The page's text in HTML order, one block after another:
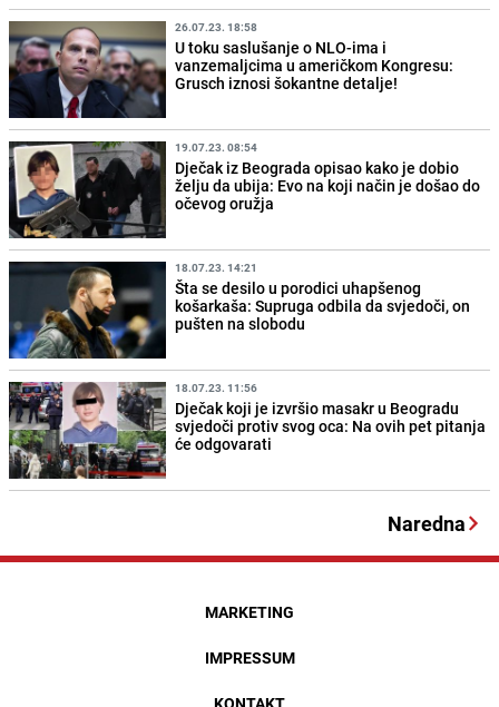
26.07.23. 18:58
U toku saslušanje o NLO-ima i
vanzemaljcima u američkom Kongresu:
Grusch iznosi šokantne detalje!
19.07.23. 08:54
Dječak iz Beograda opisao kako je dobio
želju da ubija: Evo na koji način je došao do
očevog oružja
18.07.23. 14:21
Šta se desilo u porodici uhapšenog
košarkaša: Supruga odbila da svjedoči, on
pušten na slobodu
18.07.23. 11:56
Dječak koji je izvršio masakr u Beogradu
svjedoči protiv svog oca: Na ovih pet pitanja
će odgovarati
Naredna
MARKETING
IMPRESSUM